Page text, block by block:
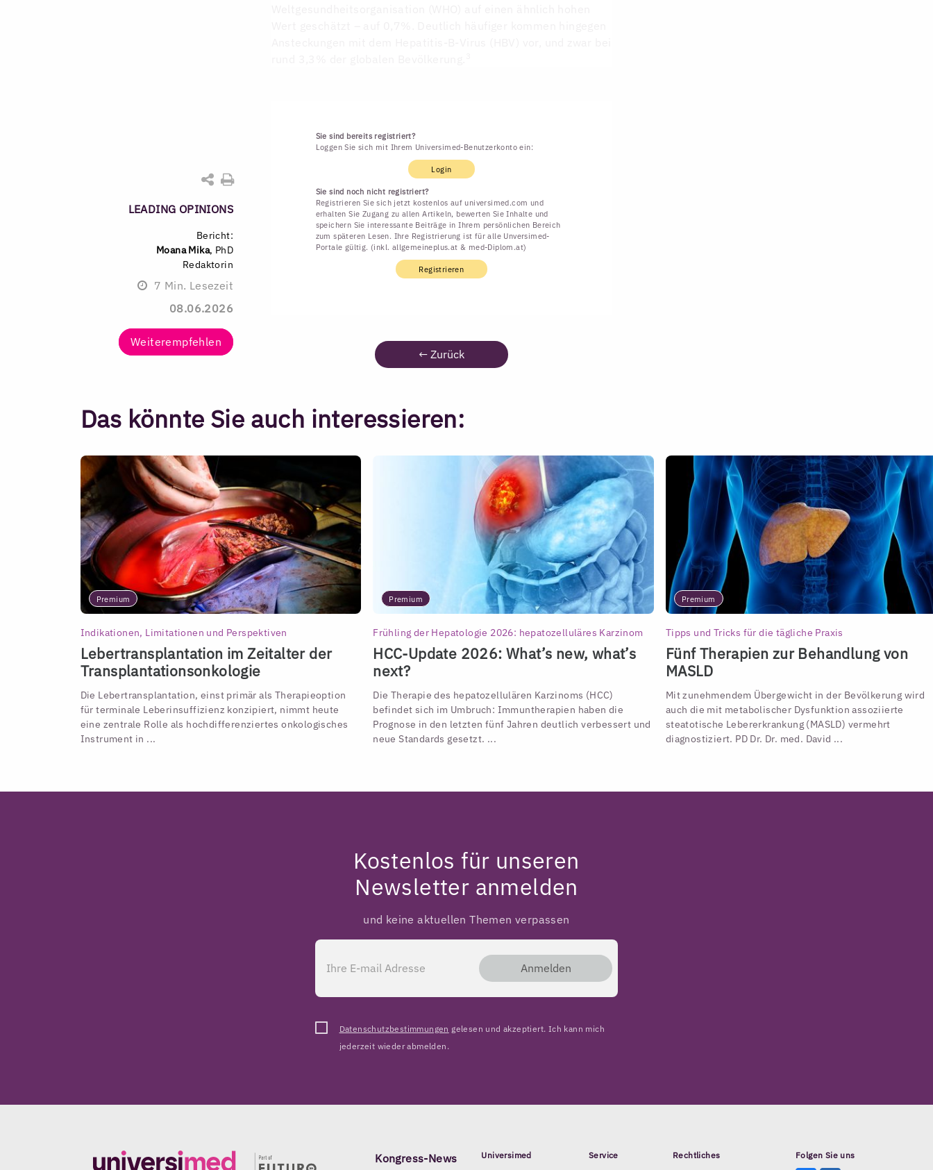
LEADING OPINIONS
Bericht:
Moana Mika, PhD
Redaktorin
7 Min. Lesezeit
08.06.2026
Weiterempfehlen
Sie sind bereits registriert?
Loggen Sie sich mit Ihrem Universimed-Benutzerkonto ein:
Login
Sie sind noch nicht registriert?
Registrieren Sie sich jetzt kostenlos auf universimed.com und
erhalten Sie Zugang zu allen Artikeln, bewerten Sie Inhalte und
speichern Sie interessante Beiträge in Ihrem persönlichen Bereich
zum späteren Lesen. Ihre Registrierung ist für alle Unversimed-
Portale gültig. (inkl. allgemeineplus.at & med-Diplom.at)
Registrieren
← Zurück
Das könnte Sie auch interessieren:
Premium
Indikationen, Limitationen und Perspektiven
Lebertransplantation im Zeitalter der
Transplantationsonkologie
Die Lebertransplantation, einst primär als Therapieoption
für terminale Leberinsuffizienz konzipiert, nimmt heute
eine zentrale Rolle als hochdifferenziertes onkologisches
Instrument in ...
Premium
Frühling der Hepatologie 2026: hepatozelluläres Karzinom
HCC-Update 2026: What’s new, what’s
next?
Die Therapie des hepatozellulären Karzinoms (HCC)
befindet sich im Umbruch: Immuntherapien haben die
Prognose in den letzten fünf Jahren deutlich verbessert und
neue Standards gesetzt. ...
Premium
Tipps und Tricks für die tägliche Praxis
Fünf Therapien zur Behandlung von
MASLD
Mit zunehmendem Übergewicht in der Bevölkerung wird
auch die mit metabolischer Dysfunktion assoziierte
steatotische Lebererkrankung (MASLD) vermehrt
diagnostiziert. PD Dr. Dr. med. David ...
Kostenlos für unseren
Newsletter anmelden
und keine aktuellen Themen verpassen
Anmelden
Datenschutzbestimmungen gelesen und akzeptiert. Ich kann mich
jederzeit wieder abmelden.
Kongress-News Universimed Service Rechtliches Folgen Sie uns